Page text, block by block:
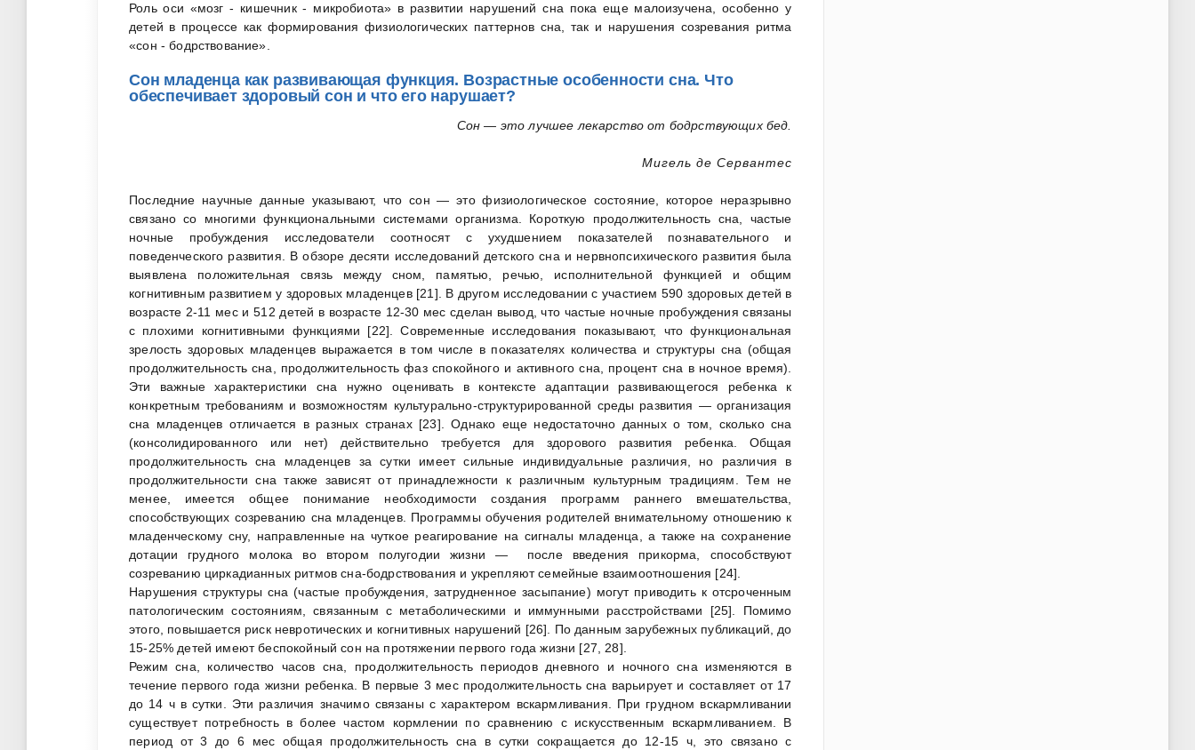
Роль оси «мозг - кишечник - микробиота» в развитии нарушений сна пока еще малоизучена, особенно у
детей в процессе как формирования физиологических паттернов сна, так и нарушения созревания ритма
«сон - бодрствование».
Сон младенца как развивающая функция. Возрастные особенности сна. Что
обеспечивает здоровый сон и что его нарушает?
Сон — это лучшее лекарство от бодрствующих бед.
Мигель де Сервантес
Последние научные данные указывают, что сон — это физиологическое состояние, которое неразрывно
связано со многими функциональными системами организма. Короткую продолжительность сна, частые
ночные пробуждения исследователи соотносят с ухудшением показателей познавательного и
поведенческого развития. В обзоре десяти исследований детского сна и нервнопсихического развития была
выявлена положительная связь между сном, памятью, речью, исполнительной функцией и общим
когнитивным развитием у здоровых младенцев [21]. В другом исследовании с участием 590 здоровых детей в
возрасте 2-11 мес и 512 детей в возрасте 12-30 мес сделан вывод, что частые ночные пробуждения связаны
с плохими когнитивными функциями [22]. Современные исследования показывают, что функциональная
зрелость здоровых младенцев выражается в том числе в показателях количества и структуры сна (общая
продолжительность сна, продолжительность фаз спокойного и активного сна, процент сна в ночное время).
Эти важные характеристики сна нужно оценивать в контексте адаптации развивающегося ребенка к
конкретным требованиям и возможностям культурально-структурированной среды развития — организация
сна младенцев отличается в разных странах [23]. Однако еще недостаточно данных о том, сколько сна
(консолидированного или нет) действительно требуется для здорового развития ребенка. Общая
продолжительность сна младенцев за сутки имеет сильные индивидуальные различия, но различия в
продолжительности сна также зависят от принадлежности к различным культурным традициям. Тем не
менее, имеется общее понимание необходимости создания программ раннего вмешательства,
способствующих созреванию сна младенцев. Программы обучения родителей внимательному отношению к
младенческому сну, направленные на чуткое реагирование на сигналы младенца, а также на сохранение
дотации грудного молока во втором полугодии жизни — после введения прикорма, способствуют
созреванию циркадианных ритмов сна-бодрствования и укрепляют семейные взаимоотношения [24].
Нарушения структуры сна (частые пробуждения, затрудненное засыпание) могут приводить к отсроченным
патологическим состояниям, связанным с метаболическими и иммунными расстройствами [25]. Помимо
этого, повышается риск невротических и когнитивных нарушений [26]. По данным зарубежных публикаций, до
15-25% детей имеют беспокойный сон на протяжении первого года жизни [27, 28].
Режим сна, количество часов сна, продолжительность периодов дневного и ночного сна изменяются в
течение первого года жизни ребенка. В первые 3 мес продолжительность сна варьирует и составляет от 17
до 14 ч в сутки. Эти различия значимо связаны с характером вскармливания. При грудном вскармливании
существует потребность в более частом кормлении по сравнению с искусственным вскармливанием. В
период от 3 до 6 мес общая продолжительность сна в сутки сокращается до 12-15 ч, это связано с